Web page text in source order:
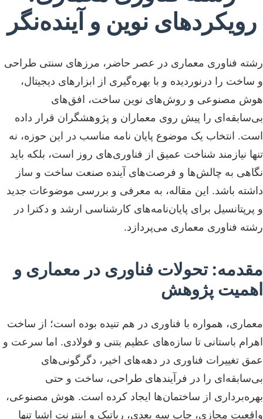
رویکردهای نوین و آینده‌نگر
رشته فناوری معماری در عصر حاضر، مرزهای سنتی طراحی
و ساخت را درنوردیده و با بهره‌گیری از ابزارهای دیجیتال،
هوش مصنوعی و روش‌های نوین ساخت، افق‌های
بی‌سابقه‌ای را پیش روی معماران و پژوهشگران قرار داده
است. انتخاب یک موضوع پایان نامه مناسب در این حوزه، نه
تنها نیازمند شناخت عمیق از فناوری‌های روز است، بلکه باید
نگاهی به چالش‌ها و فرصت‌های آینده صنعت ساخت و ساز
داشته باشد. این مقاله، به معرفی و بررسی موضوعات جدید
و پرپتانسیل برای پایان‌نامه‌های کارشناسی ارشد و دکترا در
رشته فناوری معماری می‌پردازد.
مقدمه: تحولات فناوری در معماری و
اهمیت پژوهش
معماری، همواره با فناوری در هم تنیده بوده است؛ از ساخت
اهرام باستانی تا سازه‌های عظیم بتنی و فولادی. اما سرعت و
عمق تغییرات فناوری در دهه‌های اخیر، دگرگونی‌های
بی‌سابقه‌ای را در فرآیندهای طراحی، ساخت و حتی
بهره‌برداری از ساختمان‌ها ایجاد کرده است. هوش مصنوعی،
واقعیت مجازی، چاپ سه بعدی، رباتیک و اینترنت اشیا تنها